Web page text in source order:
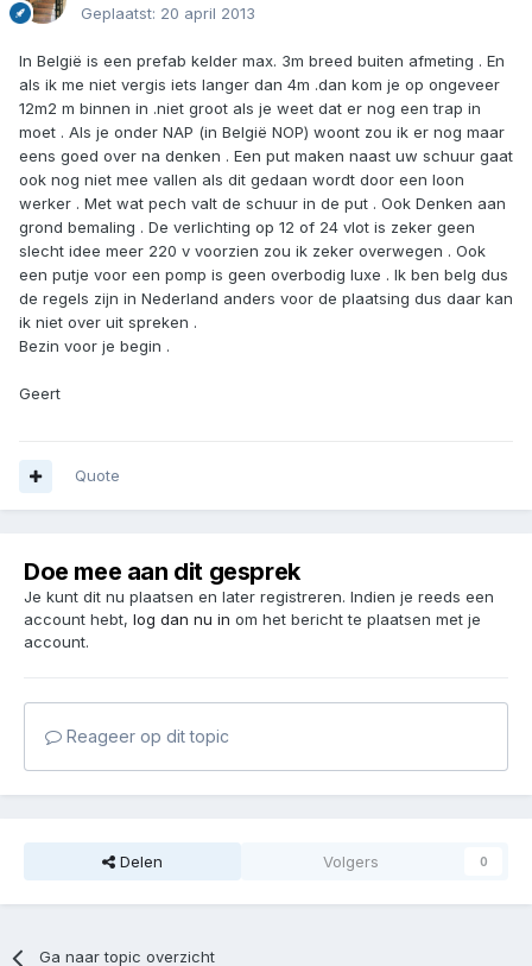
Geplaatst: 20 april 2013
In België is een prefab kelder max. 3m breed buiten afmeting . En
als ik me niet vergis iets langer dan 4m .dan kom je op ongeveer
12m2 m binnen in .niet groot als je weet dat er nog een trap in
moet . Als je onder NAP (in België NOP) woont zou ik er nog maar
eens goed over na denken . Een put maken naast uw schuur gaat
ook nog niet mee vallen als dit gedaan wordt door een loon
werker . Met wat pech valt de schuur in de put . Ook Denken aan
grond bemaling . De verlichting op 12 of 24 vlot is zeker geen
slecht idee meer 220 v voorzien zou ik zeker overwegen . Ook
een putje voor een pomp is geen overbodig luxe . Ik ben belg dus
de regels zijn in Nederland anders voor de plaatsing dus daar kan
ik niet over uit spreken .
Bezin voor je begin .
Geert
Quote
Doe mee aan dit gesprek
Je kunt dit nu plaatsen en later registreren. Indien je reeds een
account hebt, log dan nu in om het bericht te plaatsen met je
account.
Reageer op dit topic
Delen Volgers 0
Ga naar topic overzicht